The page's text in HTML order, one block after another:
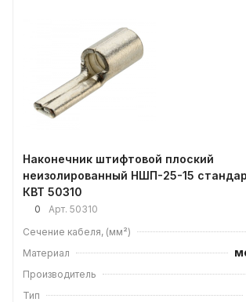
Наконечник штифтовой плоский
неизолированный НШП-25-15
КВТ 50310
0 Арт. 50310
Сечение кабеля, (мм²)
Материал
Производитель
Тип